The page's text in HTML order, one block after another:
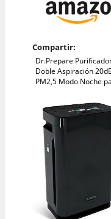
Compartir:
Dr.Prepare
Doble Aspiración
PM2,5 Modo Noche